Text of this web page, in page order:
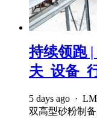
持续领跑
夫_设备_
5 days ago ·
双高型砂粉制